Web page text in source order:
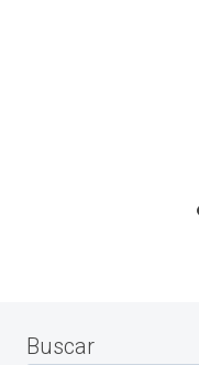
Buscar